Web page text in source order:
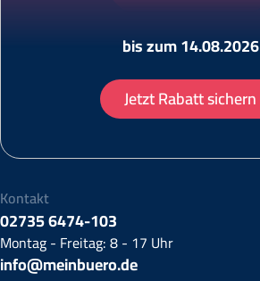
bis zum 14.08.2026
Jetzt Rabatt sichern
Kontakt
02735 6474-103
Montag - Freitag: 8 - 17 Uhr
info@meinbuero.de